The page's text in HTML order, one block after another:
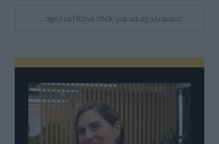
... σχόλια | Κάνε click για να σχολιάσεις